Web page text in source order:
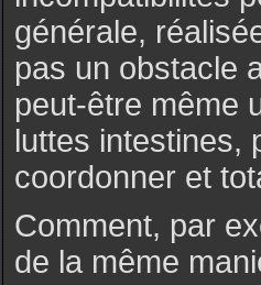
générale,
pas un obstacle
peut-être même
luttes intestines,
coordonner et
Comment, par
de la même